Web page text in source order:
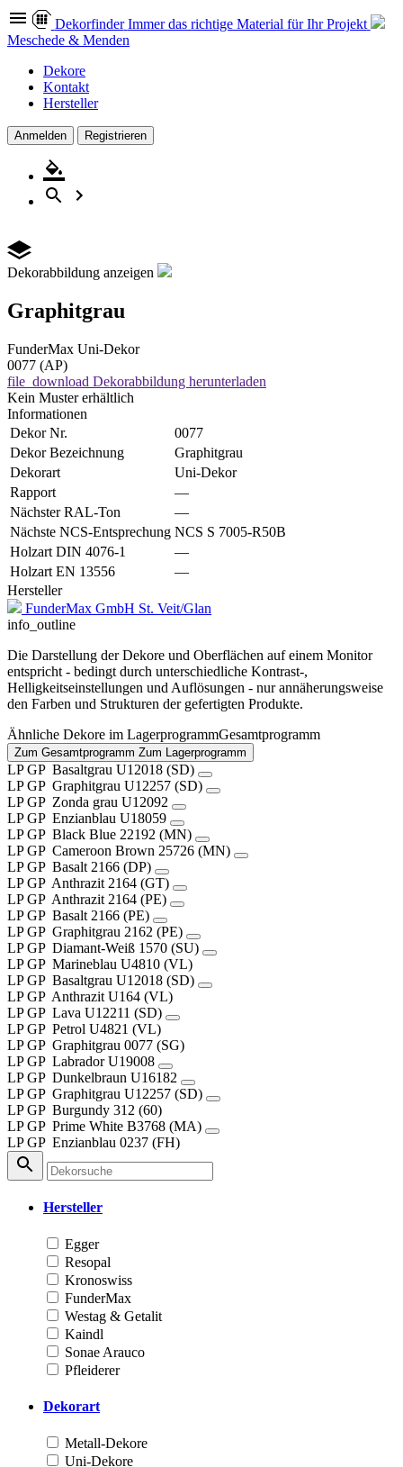
Dekorfinder Immer das richtige Material für Ihr Projekt
Meschede & Menden
Dekore
Kontakt
Hersteller
Anmelden Registrieren
Dekorabbildung anzeigen
Graphitgrau
FunderMax Uni-Dekor
0077 (AP)
file_download Dekorabbildung herunterladen
Kein Muster erhältlich
Informationen
Dekor Nr.
0077
Dekor Bezeichnung
Graphitgrau
Dekorart
Uni-Dekor
Rapport
—
Nächster RAL-Ton
—
Nächste NCS-Entsprechung NCS S 7005-R50B
Holzart DIN 4076-1
—
Holzart EN 13556
—
Hersteller
FunderMax GmbH St. Veit/Glan
info_outline
Die Darstellung der Dekore und Oberflächen auf einem Monitor
entspricht - bedingt durch unterschiedliche Kontrast-,
Helligkeitseinstellungen und Auflösungen - nur annäherungsweise
den Farben und Strukturen der gefertigten Produkte.
Ähnliche Dekore im LagerprogrammGesamtprogramm
Zum Gesamtprogramm Zum Lagerprogramm
LP GP Basaltgrau U12018 (SD)
LP GP Graphitgrau U12257 (SD)
LP GP Zonda grau U12092
LP GP Enzianblau U18059
LP GP Black Blue 22192 (MN)
LP GP Cameroon Brown 25726 (MN)
LP GP Basalt 2166 (DP)
LP GP Anthrazit 2164 (GT)
LP GP Anthrazit 2164 (PE)
LP GP Basalt 2166 (PE)
LP GP Graphitgrau 2162 (PE)
LP GP Diamant-Weiß 1570 (SU)
LP GP Marineblau U4810 (VL)
LP GP Basaltgrau U12018 (SD)
LP GP Anthrazit U164 (VL)
LP GP Lava U12211 (SD)
LP GP Petrol U4821 (VL)
LP GP Graphitgrau 0077 (SG)
LP GP Labrador U19008
LP GP Dunkelbraun U16182
LP GP Graphitgrau U12257 (SD)
LP GP Burgundy 312 (60)
LP GP Prime White B3768 (MA)
LP GP Enzianblau 0237 (FH)
Hersteller
Egger
Resopal
Kronoswiss
FunderMax
Westag & Getalit
Kaindl
Sonae Arauco
Pfleiderer
Dekorart
Metall-Dekore
Uni-Dekore